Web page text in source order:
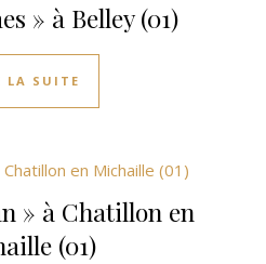
» à Belley (01)
LA SUITE
» à Chatillon en
(01)